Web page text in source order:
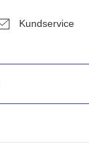
Kundservice